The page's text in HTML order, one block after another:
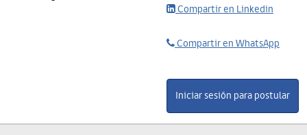
Compartir en Linkedin
Compartir en WhatsApp